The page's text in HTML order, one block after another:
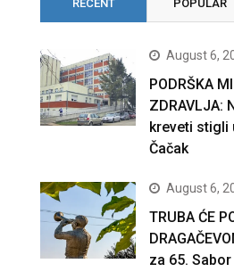
RECENT POPULAR
August 6,
PODRŠKA
ZDRAVLJA:
kreveti stigli
Čačak
August 6,
TRUBA ĆE
za 65. Sabor